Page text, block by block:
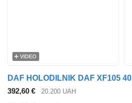
VIDEO
392,60 € 20.200 UAH